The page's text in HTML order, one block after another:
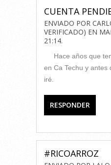
CUENTA
ENVIADO POR
VERIFICADO) EN
21:14.
Hace años que
en Ca Techu y antes
iré.
RESPONDER
#RICOARROZ